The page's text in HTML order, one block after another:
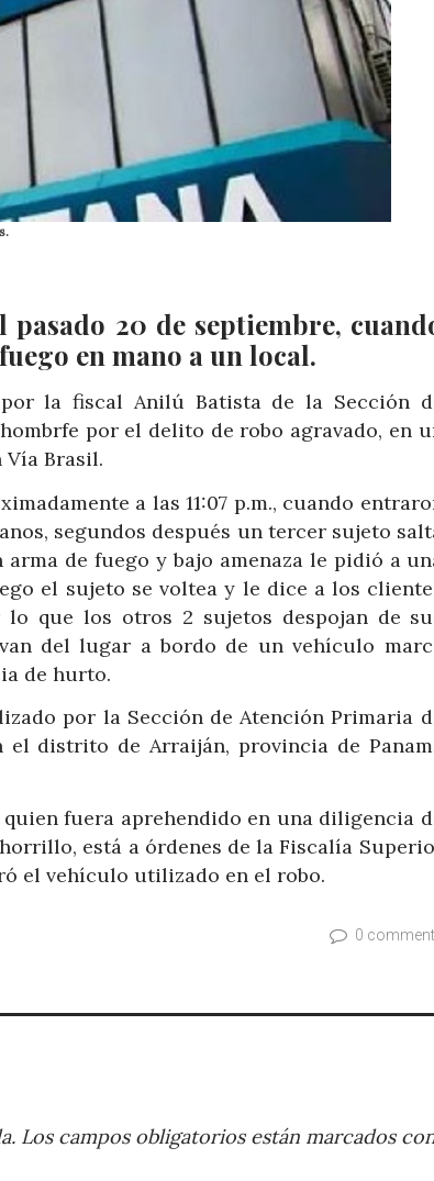
20 de septiembre,
en mano a un local.
la fiscal Anilú Batista de la Sección
por el delito de robo agravado, en
Brasil.
a las 11:07 p.m., cuando
segundos después un tercer sujeto
de fuego y bajo amenaza le pidió a
el sujeto se voltea y le dice a los
que los otros 2 sujetos despojan de
del lugar a bordo de un vehículo
de hurto.
por la Sección de Atención Primaria
distrito de Arraiján, provincia de
fuera aprehendido en una diligencia
está a órdenes de la Fiscalía
el vehículo utilizado en el robo.
0
Los campos obligatorios están marcados